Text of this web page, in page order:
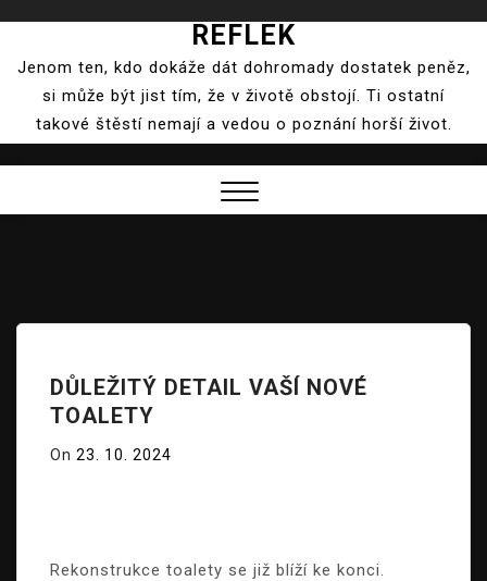
content
REFLEK
Jenom ten, kdo dokáže dát dohromady dostatek peněz,
si může být jist tím, že v životě obstojí. Ti ostatní
takové štěstí nemají a vedou o poznání horší život.
DŮLEŽITÝ DETAIL VAŠÍ NOVÉ
TOALETY
On 23. 10. 2024
Rekonstrukce toalety se již blíží ke konci.